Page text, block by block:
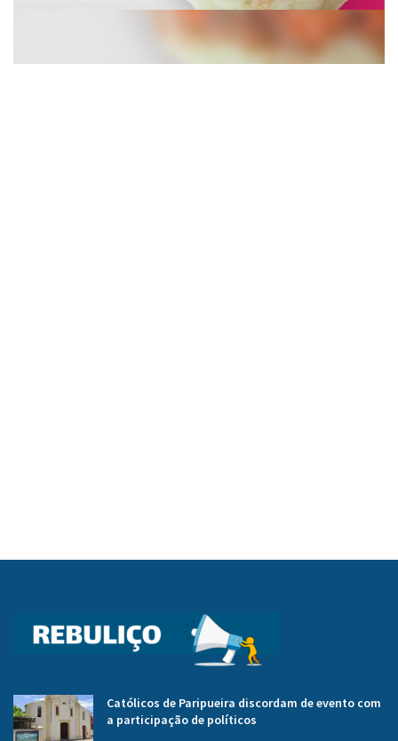
Católicos de Paripueira discordam de evento com
a participação de políticos